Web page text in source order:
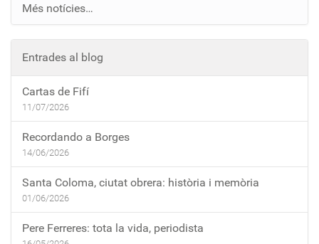
Més notícies…
Entrades al blog
Cartas de Fifí
11/07/2026
Recordando a Borges
14/06/2026
Santa Coloma, ciutat obrera: història i memòria
01/06/2026
Pere Ferreres: tota la vida, periodista